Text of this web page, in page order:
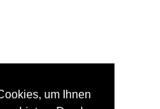
um Ihnen